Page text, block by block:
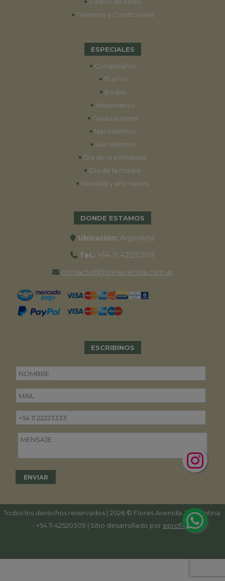
Costos de Envío
• Términos y Condiciones
ESPECIALES
• Cumpleaños
• 15 años
• Bodas
• Aniversarios
• Graduaciones
• Nacimientos
• San Valentín
• Día de la primavera
• Día de la madre
• Navidad y año nuevo
DONDE ESTAMOS
Ubicación: Argentina
Tel.: +54 11 42520309
contacto@floresavenida.com.ar
ESCRIBINOS
Todos los derechos reservados | 2026 © Flores Avenida. | Argentina.
- +54 11 42520309 | Sitio desarrollado por eproficio